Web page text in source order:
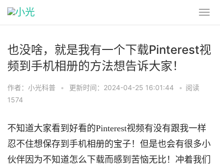
也没啥，就是我有一个下载Pinterest视
频到手机相册的方法想告诉大家！
作者：小光科普 • 更新时间：2024-04-25 16:01:44 • 阅读
1574
不知道大家看到好看的Pinterest视频有没有跟我一样
忍不住想保存到手机相册的宝子！但是也会有很多小
伙伴因为不知道怎么下载而感到苦恼无比！冲着我们